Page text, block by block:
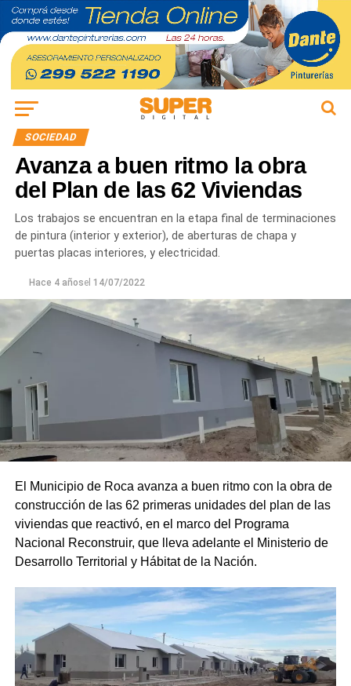
SOCIEDAD
Avanza a buen ritmo la obra
del Plan de las 62 Viviendas
Los trabajos se encuentran en la etapa final de terminaciones
de pintura (interior y exterior), de aberturas de chapa y
puertas placas interiores, y electricidad.
Hace 4 añosel 14/07/2022
El Municipio de Roca avanza a buen ritmo con la obra de
construcción de las 62 primeras unidades del plan de las
viviendas que reactivó, en el marco del Programa
Nacional Reconstruir, que lleva adelante el Ministerio de
Desarrollo Territorial y Hábitat de la Nación.